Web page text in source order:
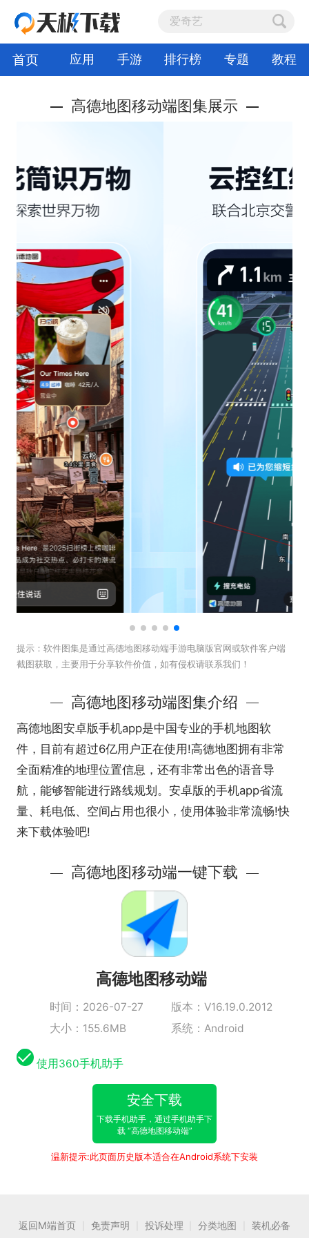
首页 应用 手游 排行榜 专题 教程
高德地图移动端图集展示
提示： 软件图集是通过高德地图移动端手游电脑版官网或软件客户端
截图获取，主要用于分享软件价值，如有侵权请联系我们！
高德地图移动端图集介绍
高德地图安卓版手机app是中国专业的手机地图软
件，目前有超过6亿用户正在使用!高德地图拥有非常
全面精准的地理位置信息，还有非常出色的语音导
航，能够智能进行路线规划。安卓版的手机app省流
量、耗电低、空间占用也很小，使用体验非常流畅!快
来下载体验吧!
高德地图移动端一键下载
高德地图移动端
时间：2026-07-27
版本：V16.19.0.2012
大小：155.6MB
系统：Android
使用360手机助手
安全下载
下载手机助手，通过手机助手下
载 “高德地图移动端”
温新提示:此页面历史版本适合在Android系统下安装
返回M端首页 免责声明 投诉处理 分类地图 装机必备